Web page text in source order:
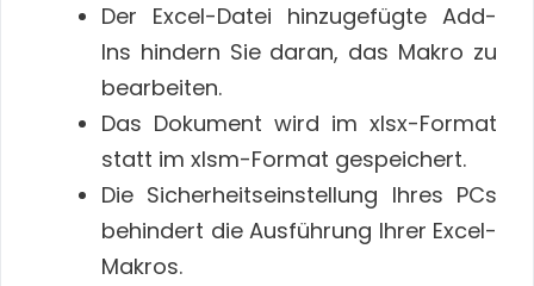
Der Excel-Datei hinzugefügte Add-
Ins hindern Sie daran, das Makro zu
bearbeiten.
Das Dokument wird im xlsx-Format
statt im xlsm-Format gespeichert.
Die Sicherheitseinstellung Ihres PCs
behindert die Ausführung Ihrer Excel-
Makros.